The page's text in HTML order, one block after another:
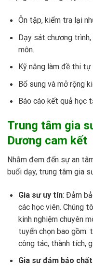
Ôn tập, kiểm tra lại
Dạy sát chương
môn.
Kỹ năng làm đề thi
Bổ sung và mở rộng
Báo cáo kết quả học
Trung tâm gia
Dương cam kết
Nhằm đem đến sự an
buổi dạy, trung tâm gia
Gia sư uy tín: Đảm
các học viên. Chúng
kinh nghiệm chuyên
tuyển chọn bao gồm:
công tác, thành tích,
Gia sư đảm bảo